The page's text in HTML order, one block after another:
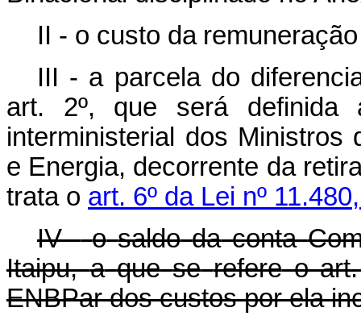
II - o custo da remuneração
III - a parcela do
art.
2º, que será definida
interministerial dos Ministros
e Energia, decorrente da
trata o art. 6º da Lei nº
IV - o saldo da conta
Itaipu, a que se refere o art.
ENBPar dos custos por ela